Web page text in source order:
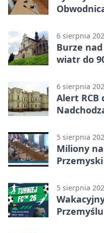
6 sierpnia
Burze
wiatr do
6 sierpnia
Alert RCB
5 sierpnia
Miliony
5 sierpnia